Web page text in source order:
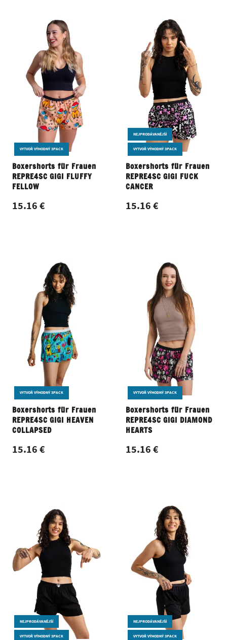
VYTVOŘ VÝHODNÝ 3PACK
Boxershorts für Frauen
REPRE4SC GIGI FLUFFY
FELLOW
15.16 €
NEJPRODÁVANĚJŠÍ
VYTVOŘ VÝHODNÝ 3PACK
Boxershorts für Frauen
REPRE4SC GIGI FUCK
CANCER
15.16 €
VYTVOŘ VÝHODNÝ 3PACK
Boxershorts für Frauen
REPRE4SC GIGI HEAVEN
COLLAPSED
15.16 €
VYTVOŘ VÝHODNÝ 3PACK
Boxershorts für Frauen
REPRE4SC GIGI DIAMOND
HEARTS
15.16 €
NEJPRODÁVANĚJŠÍ
VYTVOŘ VÝHODNÝ 3PACK
NEJPRODÁVANĚJŠÍ
VYTVOŘ VÝHODNÝ 3PACK